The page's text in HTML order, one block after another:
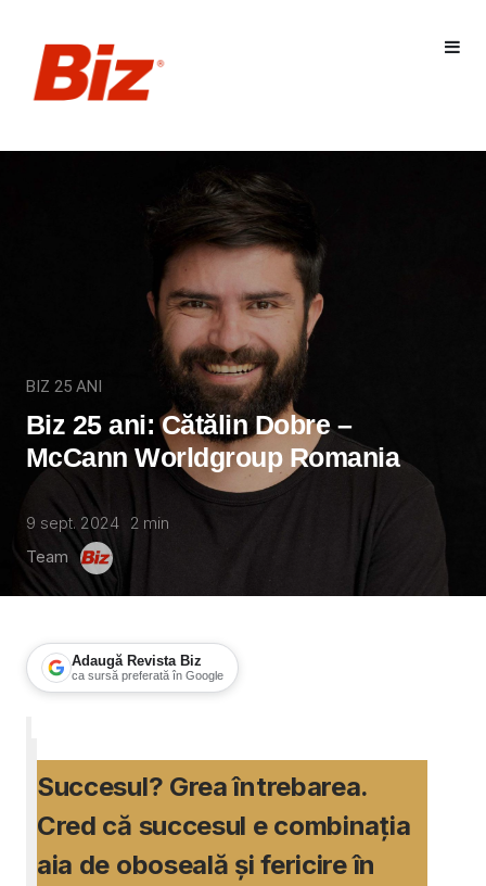
BIZ 25 ANI
Biz 25 ani: Cătălin Dobre –
McCann Worldgroup Romania
9 sept. 2024 2 min
Team
Adaugă Revista Biz
ca sursă preferată în Google
Succesul? Grea întrebarea.
Cred că succesul e combinația
aia de oboseală și fericire în